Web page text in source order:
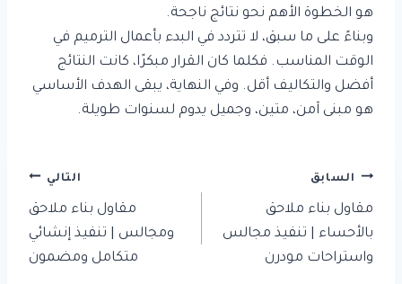
هو الخطوة الأهم نحو نتائج ناجحة.
وبناءً على ما سبق، لا تتردد في البدء بأعمال الترميم في
الوقت المناسب. فكلما كان القرار مبكرًا، كانت النتائج
أفضل والتكاليف أقل. وفي النهاية، يبقى الهدف الأساسي
هو مبنى آمن، متين، وجميل يدوم لسنوات طويلة.
تصفّح
المقالات
السابق
مقاول بناء ملاحق
بالأحساء | تنفيذ مجالس
واستراحات مودرن
التالي
مقاول بناء ملاحق
ومجالس | تنفيذ إنشائي
متكامل ومضمون